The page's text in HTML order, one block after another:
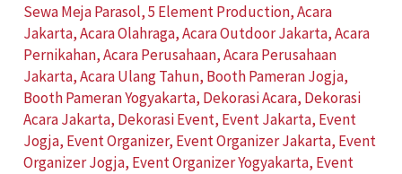
Sewa Meja Parasol,5 Element Production,Acara
Jakarta,Acara Olahraga,Acara Outdoor Jakarta,Acara
Pernikahan,Acara Perusahaan,Acara Perusahaan
Jakarta,Acara Ulang Tahun, Booth Pameran Jogja,
Booth Pameran Yogyakarta, Dekorasi Acara, Dekorasi
Acara Jakarta, Dekorasi Event, Event Jakarta, Event
Jogja, Event Organizer, Event Organizer Jakarta, Event
Organizer Jogja, Event Organizer Yogyakarta, Event
Outdoor